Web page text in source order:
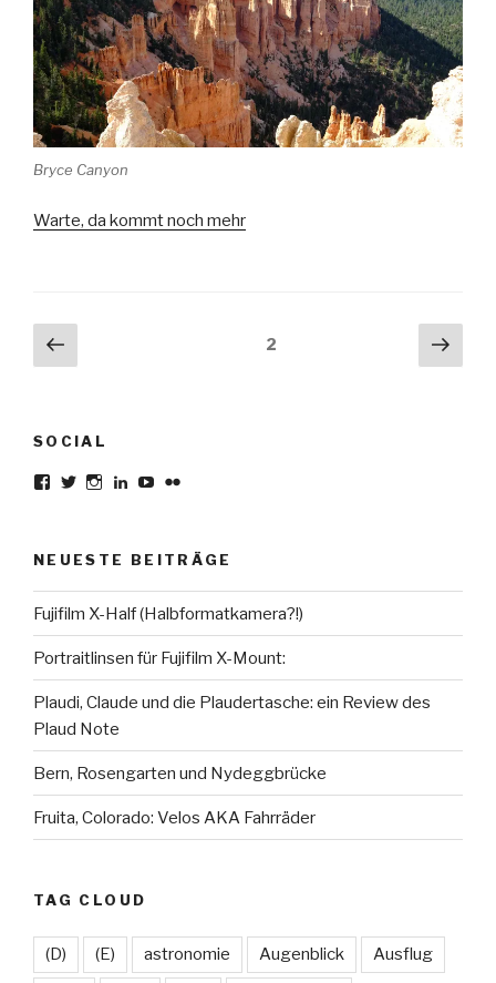
Bryce Canyon
Warte, da kommt noch mehr
Seitennummerierung
der
Vorherige
Seite
2
SOCIAL
Profil
Facebook
anzeigen
Profil
Twitter
anzeigen
Profil
Instagram
anzeigen
Profil
LinkedIn
anzeigen
Profil
YouTube
anzeigen
Profil
Flickr
anzeigen
NEUESTE BEITRÄGE
Fujifilm X-Half (Halbformatkamera?!)
Portraitlinsen für Fujifilm X-Mount:
Plaudi, Claude und die Plaudertasche: ein Review des
Plaud Note
Bern, Rosengarten und Nydeggbrücke
Fruita, Colorado: Velos AKA Fahrräder
TAG CLOUD
(D) (E) astronomie Augenblick Ausflug